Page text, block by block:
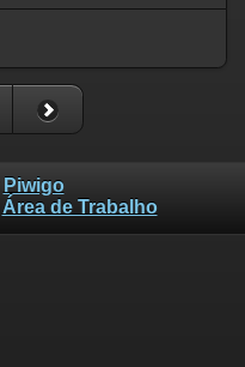
Piwigo
Área de Trabalho